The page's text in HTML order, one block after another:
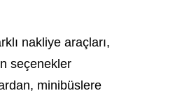
nakliye araçları,
seçenekler
minibüslere